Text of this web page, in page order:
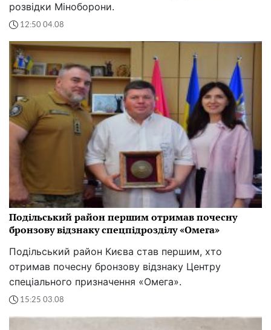
розвідки Міноборони.
12:50 04.08
Подільський район першим отримав почесну
бронзову відзнаку спецпідрозділу «Омега»
Подільський район Києва став першим, хто
отримав почесну бронзову відзнаку Центру
спеціального призначення «Омега».
15:25 03.08